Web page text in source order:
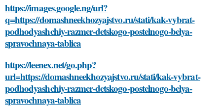
https://images.google.ng/url?
q=https://domashneekhozyajstvo.ru/stati/kak-vybrat-
podhodyashchiy-razmer-detskogo-postelnogo-belya-
spravochnaya-tablica
https://leenex.net/go.php?
url=https://domashneekhozyajstvo.ru/stati/kak-vybrat-
podhodyashchiy-razmer-detskogo-postelnogo-belya-
spravochnaya-tablica